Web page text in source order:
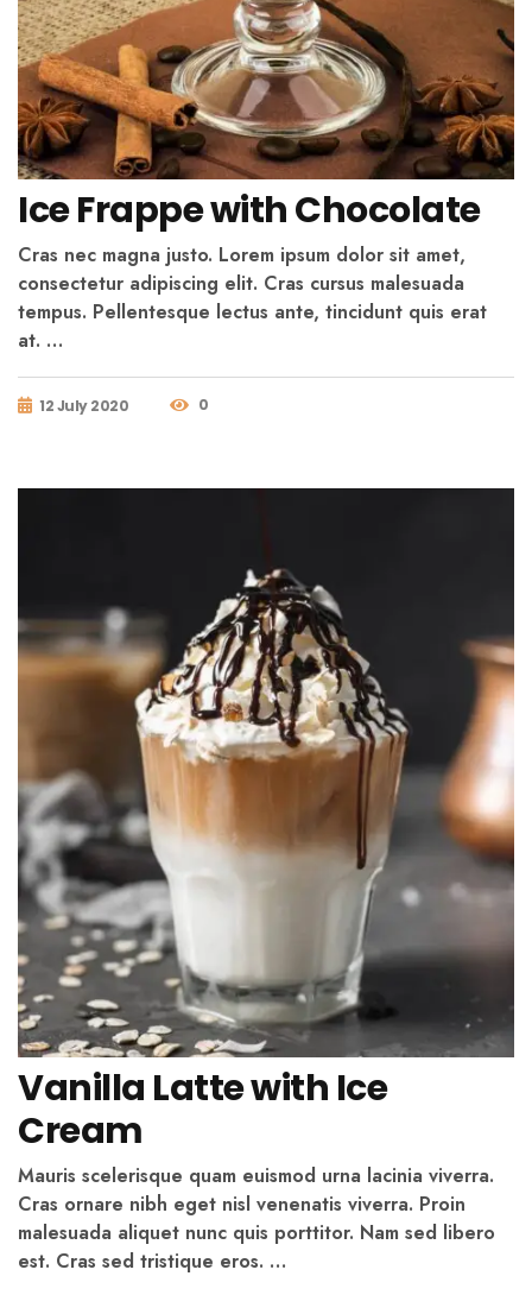
Ice Frappe with Chocolate
Cras nec magna justo. Lorem ipsum dolor sit amet,
consectetur adipiscing elit. Cras cursus malesuada
tempus. Pellentesque lectus ante, tincidunt quis erat
at. …
12 July 2020 0
Vanilla Latte with Ice
Cream
Mauris scelerisque quam euismod urna lacinia viverra.
Cras ornare nibh eget nisl venenatis viverra. Proin
malesuada aliquet nunc quis porttitor. Nam sed libero
est. Cras sed tristique eros. …